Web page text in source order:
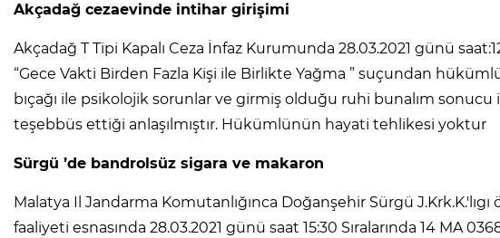
Akçadağ cezaevinde intihar girişimi
Akçadağ T Tipi Kapalı Ceza İnfaz Kurumunda 28.03.2021 günü
“Gece Vakti Birden Fazla Kişi ile Birlikte Yağma ” suçundan
bıçağı ile psikolojik sorunlar ve girmiş olduğu ruhi bunalım
teşebbüs ettiği anlaşılmıştır. Hükümlünün hayati tehlikesi yoktur
Sürgü ’de bandrolsüz sigara ve makaron
Malatya Il Jandarma Komutanlığınca Doğanşehir Sürgü
faaliyeti esnasında 28.03.2021 günü saat 15:30 Sıralarında 14 MA